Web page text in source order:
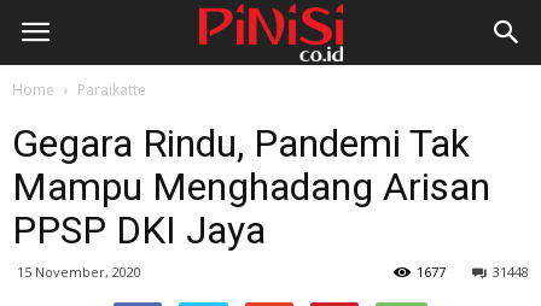
Home Paraikatte
Gegara Rindu, Pandemi Tak
Mampu Menghadang Arisan
PPSP DKI Jaya
15 November, 2020 31448
1677